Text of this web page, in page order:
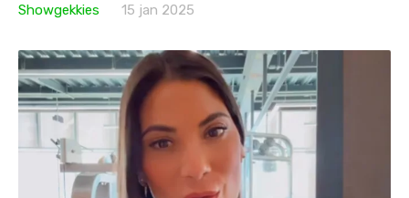
Showgekkies
15 jan 2025